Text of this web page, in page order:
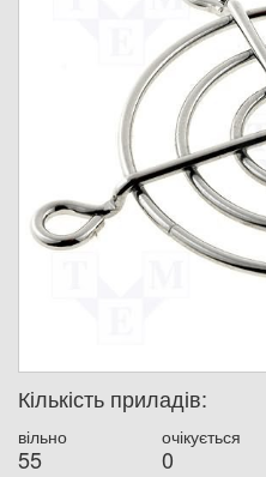
Кількість приладів:
вільно
55
очікується
0